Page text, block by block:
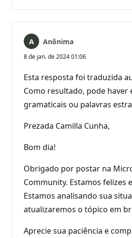
Anônima
8 de jan. de 2024 01:06
Esta resposta foi traduzida
Como resultado, pode haver
gramaticais ou palavras
Prezada Camilla Cunha,
Bom dia!
Obrigado por postar na
Community. Estamos felizes
Estamos analisando sua
atualizaremos o tópico em
Aprecie sua paciência e